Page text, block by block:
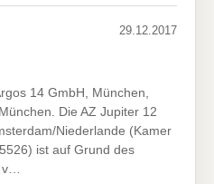
29.12.2017
14 GmbH, München,
Die AZ Jupiter 12
Niederlande (Kamer
ist auf Grund des